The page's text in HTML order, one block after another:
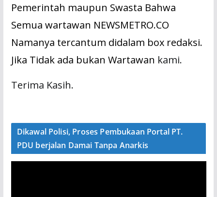
Pemerintah maupun Swasta Bahwa
Semua wartawan NEWSMETRO.CO
Namanya tercantum didalam box redaksi.
Jika Tidak ada bukan Wartawan kami.
Terima Kasih.
Dikawal Polisi, Proses Pembukaan Portal PT.
PDU berjalan Damai Tanpa Anarkis